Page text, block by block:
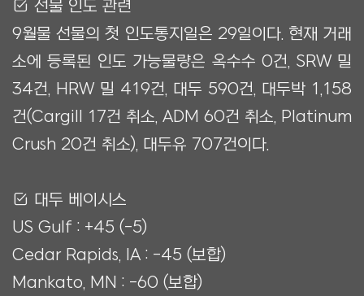
Ẋ 선물 인도 관련
9월물 선물의 첫 인도통지일은 29일이다. 현재 거래
소에 등록된 인도 가능물량은 옥수수 0건, SRW 밀
34건, HRW 밀 419건, 대두 590건, 대두박 1,158
건(Cargill 17건 취소, ADM 60건 취소, Platinum
Crush 20건 취소), 대두유 707건이다.
Ẋ 대두 베이시스
US Gulf : +45 (-5)
Cedar Rapids, IA : -45 (보합)
Mankato, MN : -60 (보합)